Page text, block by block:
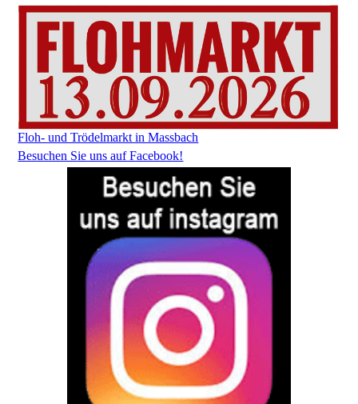
Floh- und Trödelmarkt in Massbach
Besuchen Sie uns auf Facebook!